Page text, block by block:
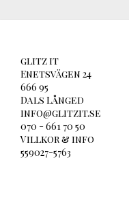
glitz it
Enetsvägen 24
666 95
Dals Långed
info@glitzit.se
070 - 661 70 50
Villkor & info
559027-5763